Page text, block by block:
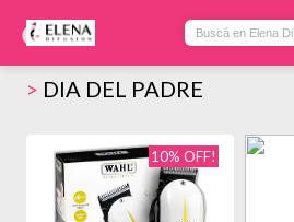
> DIA DEL PADRE
10% OFF!